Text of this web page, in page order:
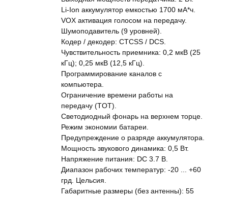
Li-Ion аккумулятор емкостью 1700 мА*ч.
VOX активация голосом на передачу.
Шумоподавитель (9 уровней).
Кодер / декодер: CTCSS / DCS.
Чувствительность приемника: 0,2 мкВ (25
кГц); 0,25 мкВ (12,5 кГц).
Программирование каналов с
компьютера.
Ограничение времени работы на
передачу (TOT).
Светодиодный фонарь на верхнем торце.
Режим экономии батареи.
Предупреждение о разряде аккумулятора.
Мощность звукового динамика: 0,5 Вт.
Напряжение питания: DC 3.7 В.
Диапазон рабочих температур: -20 ... +60
грд. Цельсия.
Габаритные размеры (без антенны): 55